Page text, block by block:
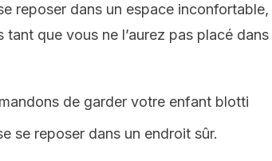
reposer dans un espace inconfortable,
que vous ne l’aurez pas placé dans
de garder votre enfant blotti
se reposer dans un endroit sûr.